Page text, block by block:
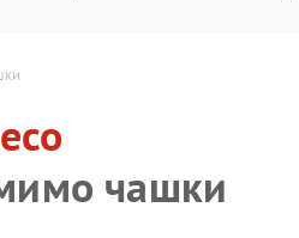
чашки